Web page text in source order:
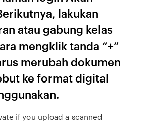
lakukan
atau gabung kelas
mengklik tanda “+”
merubah dokumen
ke format digital
if you upload a scanned